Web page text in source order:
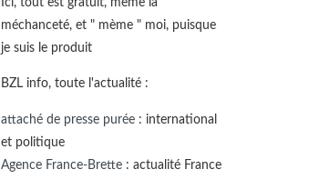
méchanceté, et " mème " moi, puisque
je suis le produit
BZL info, toute l'actualité :
attaché de presse purée : international
et politique
Agence France-Brette : actualité France